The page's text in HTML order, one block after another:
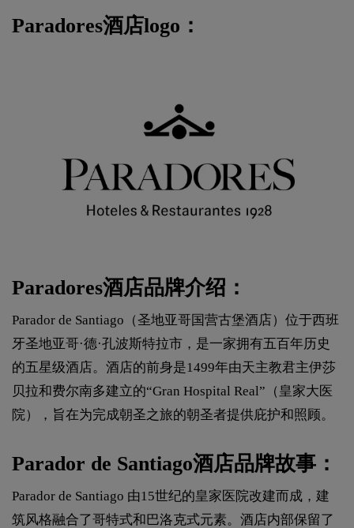
Paradores酒店logo：
Paradores酒店品牌介绍：
Parador de Santiago（圣地亚哥国营古堡酒店）位于西班
牙圣地亚哥·德·孔波斯特拉市，是一家拥有五百年历史
的五星级酒店。酒店的前身是1499年由天主教君主伊莎
贝拉和费尔南多建立的“Gran Hospital Real”（皇家大医
院），旨在为完成朝圣之旅的朝圣者提供庇护和照顾。
Parador de Santiago酒店品牌故事：
Parador de Santiago 由15世纪的皇家医院改建而成，建
筑风格融合了哥特式和巴洛克式元素。酒店内部保留了